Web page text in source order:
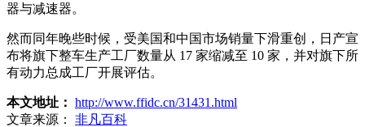
器与减速器。
然而同年晚些时候，受美国和中国市场销量下滑重创，日产宣
布将旗下整车生产工厂数量从 17 家缩减至 10 家，并对旗下所
有动力总成工厂开展评估。
本文地址： http://www.ffidc.cn/31431.html
文章来源：
非凡百科